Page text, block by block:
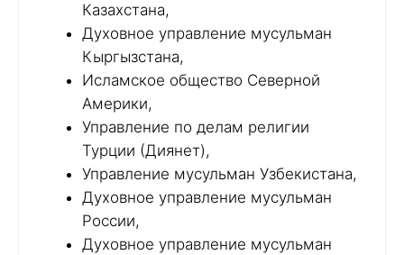
Казахстана,
Духовное управление мусульман
Кыргызстана,
Исламское общество Северной
Америки,
Управление по делам религии
Турции (Диянет),
Управление мусульман Узбекистана,
Духовное управление мусульман
России,
Духовное управление мусульман